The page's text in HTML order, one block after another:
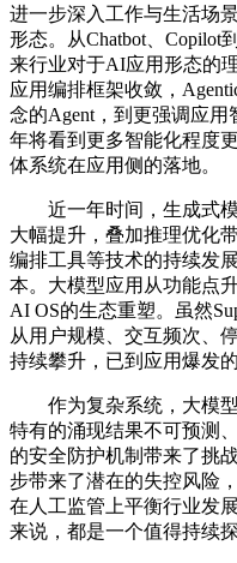
进一步深入工作与生活场
形态。从Chatbot、Copilot
来行业对于AI应用形态的
应用编排框架收敛，
念的Agent，到更强调应用
年将看到更多智能化程度
体系统在应用侧的落地。
近一年时间，生成式模
大幅提升，叠加推理优化
编排工具等技术的持续发
本。大模型应用从功能点
AI OS的生态重塑。虽然
从用户规模、交互频次、
持续攀升，已到应用爆发
作为复杂系统，大模型
特有的涌现结果不可预测
的安全防护机制带来了挑
步带来了潜在的失控风险
在人工监管上平衡行业发
来说，都是一个值得持续